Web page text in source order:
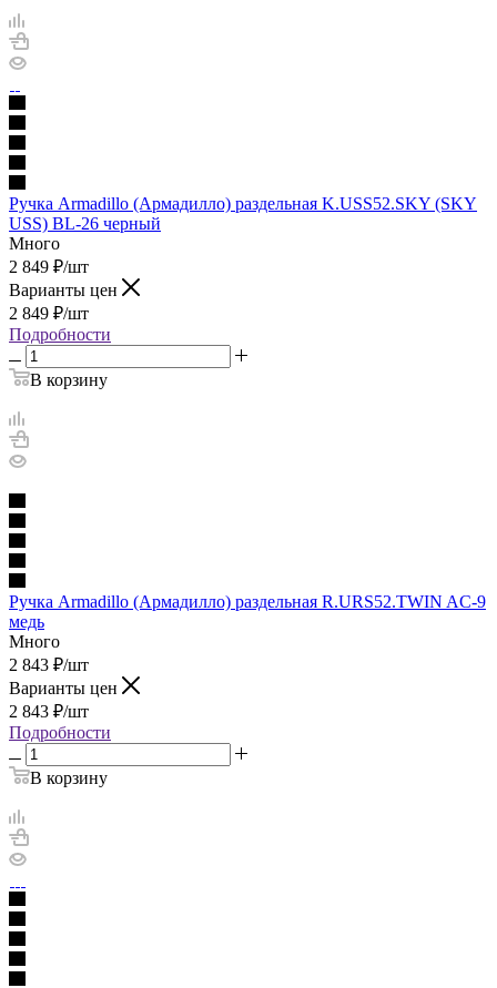
Ручка Armadillo (Армадилло) раздельная K.USS52.SKY (SKY
USS) BL-26 черный
Много
2 849 ₽/шт
Варианты цен
2 849 ₽/шт
Подробности
В корзину
Ручка Armadillo (Армадилло) раздельная R.URS52.TWIN AC-9
медь
Много
2 843 ₽/шт
Варианты цен
2 843 ₽/шт
Подробности
В корзину